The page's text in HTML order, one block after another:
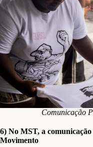
Comunicação
6) No MST, a
Movimento